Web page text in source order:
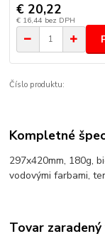
€ 20,22
€ 16,44 bez DPH
Číslo produktu:
Kompletné
297x420mm, 180g,
vodovými farbami,
Tovar